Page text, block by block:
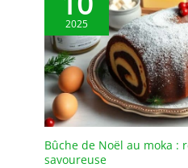
2025
Bûche de Noël au moka :
savoureuse